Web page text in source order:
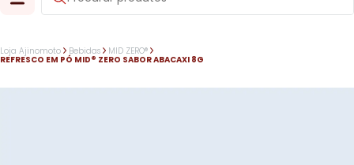
Loja Ajinomoto Bebidas MID ZERO®
REFRESCO EM PÓ MID® ZERO SABOR ABACAXI 8G